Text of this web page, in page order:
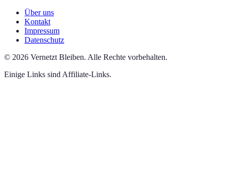
Über uns
Kontakt
Impressum
Datenschutz
© 2026 Vernetzt Bleiben. Alle Rechte vorbehalten.
Einige Links sind Affiliate-Links.